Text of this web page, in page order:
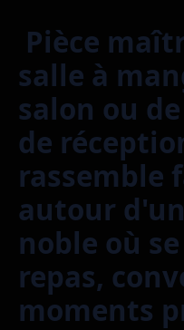
Pièce
salle à
salon ou
de
rassemble
autour
noble où
repas,
moments